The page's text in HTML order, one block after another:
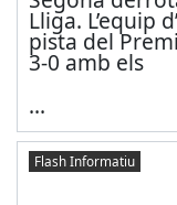
Lliga. L’equip
pista del
3-0 amb els
...
Flash Informatiu